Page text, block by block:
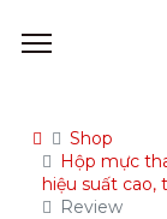
Shop
Hộp mực
hiệu suất cao,
Review